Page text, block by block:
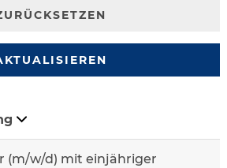
(m/w/d) mit einjähriger